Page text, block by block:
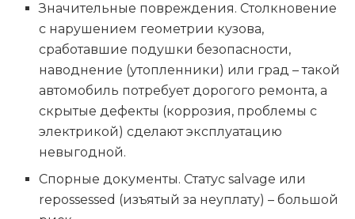
Значительные повреждения. Столкновение
с нарушением геометрии кузова,
сработавшие подушки безопасности,
наводнение (утопленники) или град – такой
автомобиль потребует дорогого ремонта, а
скрытые дефекты (коррозия, проблемы с
электрикой) сделают эксплуатацию
невыгодной.
Спорные документы. Статус salvage или
repossessed (изъятый за неуплату) – большой